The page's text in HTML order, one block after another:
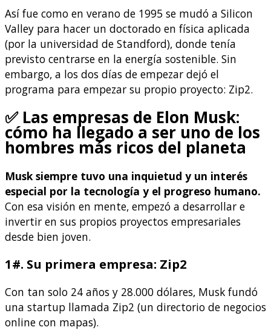
Así fue como en verano de 1995 se mudó a Silicon
Valley para hacer un doctorado en física aplicada
(por la universidad de Standford), donde tenía
previsto centrarse en la energía sostenible. Sin
embargo, a los dos días de empezar dejó el
programa para empezar su propio proyecto: Zip2.
✅ Las empresas de Elon Musk:
cómo ha llegado a ser uno de los
hombres más ricos del planeta
Musk siempre tuvo una inquietud y un interés
especial por la tecnología y el progreso humano.
Con esa visión en mente, empezó a desarrollar e
invertir en sus propios proyectos empresariales
desde bien joven.
1#. Su primera empresa: Zip2
Con tan solo 24 años y 28.000 dólares, Musk fundó
una startup llamada Zip2 (un directorio de negocios
online con mapas).